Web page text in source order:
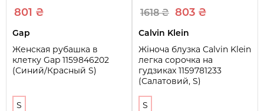
801 ₴
Gap
Женская рубашка в
клетку Gap 1159846202
(Синий/Красный S)
S
1618 ₴ 803 ₴
Calvin Klein
Жіноча блузка Calvin Klein
легка сорочка на
гудзиках 1159781233
(Салатовий, S)
S